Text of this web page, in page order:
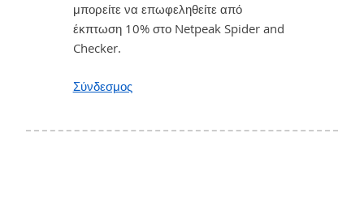
μπορείτε να επωφεληθείτε από
έκπτωση 10% στο Netpeak Spider and
Checker.
Σύνδεσμος